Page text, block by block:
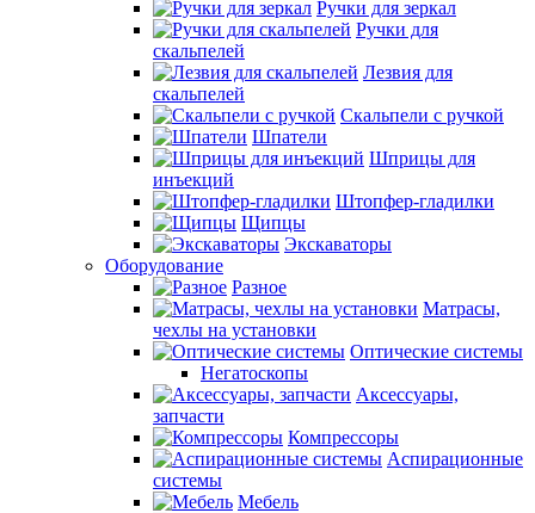
Ручки для зеркал
Ручки для
скальпелей
Лезвия для
скальпелей
Скальпели с ручкой
Шпатели
Шприцы для
инъекций
Штопфер-гладилки
Щипцы
Экскаваторы
Оборудование
Разное
Матрасы,
чехлы на установки
Оптические системы
Негатоскопы
Аксессуары,
запчасти
Компрессоры
Аспирационные
системы
Мебель